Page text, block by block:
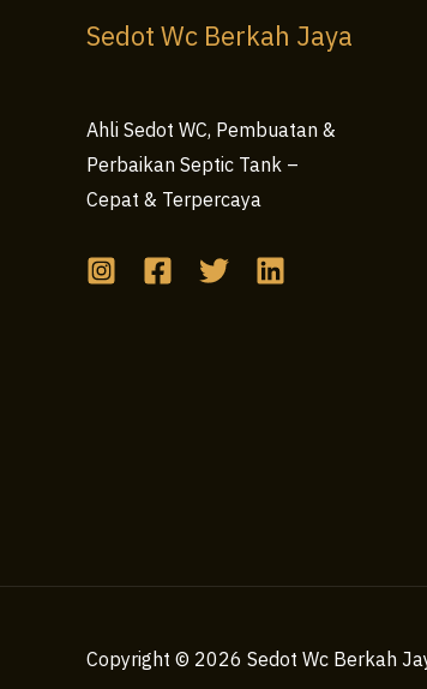
Sedot Wc Berkah Jaya
Ahli Sedot WC, Pembuatan &
Perbaikan Septic Tank –
Cepat & Terpercaya
Copyright © 2026 Sedot Wc Berkah